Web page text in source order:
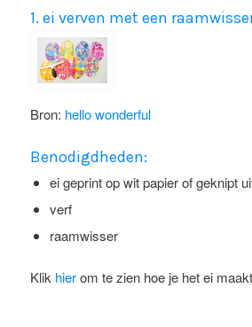
1. ei verven met een
Bron: hello wonderful
Benodigdheden:
ei geprint op wit papier of geknipt
verf
raamwisser
Klik hierom te zien hoe je het ei